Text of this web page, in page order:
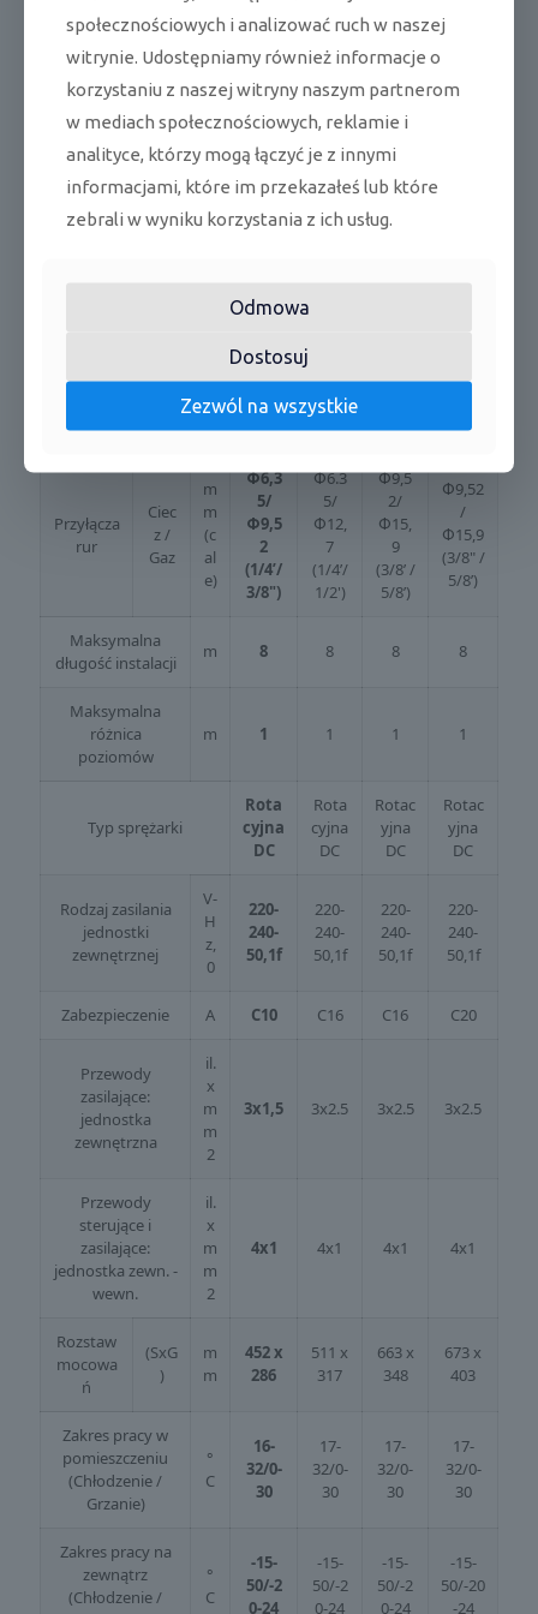
Czy
nnik
chło
zy
Ilość
(do
)
k
g
0,72 1,15 1,5 2,0
T
C
O
0,49 0,78 1,01
w.
)
b
12 12 24 24
Przyłącza
rur
Ciec
z /
Gaz
m
m
(c
al
e)
Φ6,3
5/
Φ9,5
2
(1/4’/
3/8")
Φ6.3
5/
Φ 12,
7
(1/4’/
1/2')
Φ9,5
2/
Φ 15,
9
(3/8’ /
5/8’)
Φ9,52
/
Φ 15,9
(3/8" /
5/8’)
Maksymalna
długość instalacji
m 8 8 8 8
Maksymalna
różnica
poziomów
m 1 1 1 1
Typ sprężarki
Rota
cyjna
DC
Rota
cyjna
DC
Rotac
yjna
DC
Rotac
yjna
DC
Rodzaj zasilania
jednostki
zewnętrznej
V-
H
z,
0
220-
240-
50,1f
220-
240-
50,1f
220-
240-
50,1f
220-
240-
50,1f
Zabezpieczenie A C10 C16 C16 C20
Przewody
zasilające:
jednostka
zewnętrzna
il.
x
m
m
2
3x1,5 3x2.5 3x2.5 3x2.5
Przewody
sterujące i
zasilające:
jednostka zewn. -
wewn.
il.
x
m
m
2
4x1 4x1 4x1 4x1
Rozstaw
mocowa
ń
(SxG
)
m
m
452 x
286
511 x
317
663 x
348
673 x
403
Zakres pracy w
pomieszczeniu
(Chłodzenie /
Grzanie)
°
C
16-
32/0-
30
17-
32/0-
30
17-
32/0-
30
17-
32/0-
30
Zakres pracy na
zewnątrz
(Chłodzenie /
°
C
-15-
50/-2
0-24
-15-
50/-2
0-24
-15-
50/-2
0-24
-15-
50/-20
-24
społecznościowych i analizować ruch w naszej
witrynie. Udostępniamy również informacje o
korzystaniu z naszej witryny naszym partnerom
w mediach społecznościowych, reklamie i
analityce, którzy mogą łączyć je z innymi
informacjami, które im przekazałeś lub które
zebrali w wyniku korzystania z ich usług.
Odmowa
Dostosuj
Zezwól na wszystkie